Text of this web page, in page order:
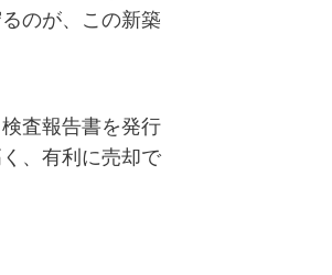
のが、この新築
査報告書を発行
、有利に売却で